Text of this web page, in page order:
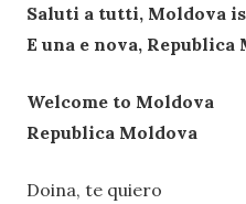
Saluti a tutti, Moldova
E una e nova, Republica
Welcome to Moldova
Republica Moldova
Doina, te quiero